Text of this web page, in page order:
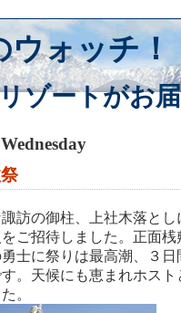
ウォッチ！
ゾートがお
訪の御柱、上社木落と
ご招待しました。正面
士に祭りは最高潮、３
。天候にも恵まれホス
。